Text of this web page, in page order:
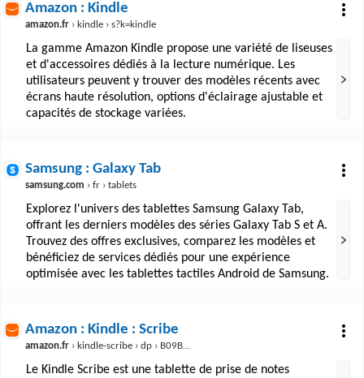
Amazon : Kindle
amazon.fr › kindle › s?k=kindle
La gamme Amazon Kindle propose une variété de liseuses
et d'accessoires dédiés à la lecture numérique. Les
utilisateurs peuvent y trouver des modèles récents avec
écrans haute résolution, options d'éclairage ajustable et
capacités de stockage variées.
Samsung : Galaxy Tab
samsung.com › fr › tablets
Explorez l'univers des tablettes Samsung Galaxy Tab,
offrant les derniers modèles des séries Galaxy Tab S et A.
Trouvez des offres exclusives, comparez les modèles et
bénéficiez de services dédiés pour une expérience
optimisée avec les tablettes tactiles Android de Samsung.
Amazon : Kindle : Scribe
amazon.fr › kindle-scribe › dp › B09BSQ365J
Le Kindle Scribe est une tablette de prise de notes